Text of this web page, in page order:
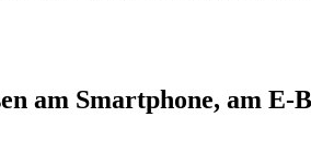
am Smartphone, am